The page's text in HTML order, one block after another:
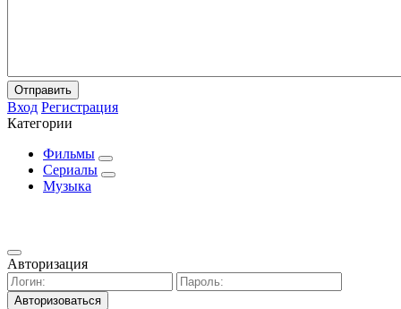
Отправить
Вход Регистрация
Категории
Фильмы
Сериалы
Музыка
Авторизация
Авторизоваться